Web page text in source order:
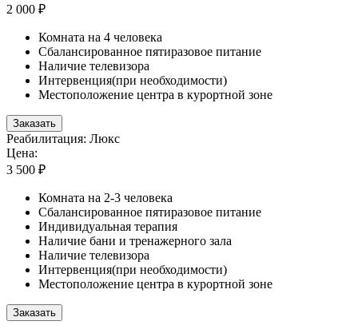
2 000 ₽
Комната на 4 человека
Сбалансированное пятиразовое питание
Наличие телевизора
Интервенция(при необходимости)
Местоположение центра в курортной зоне
Заказать
Реабилитация: Люкс
Цена:
3 500 ₽
Комната на 2-3 человека
Сбалансированное пятиразовое питание
Индивидуальная терапия
Наличие бани и тренажерного зала
Наличие телевизора
Интервенция(при необходимости)
Местоположение центра в курортной зоне
Заказать